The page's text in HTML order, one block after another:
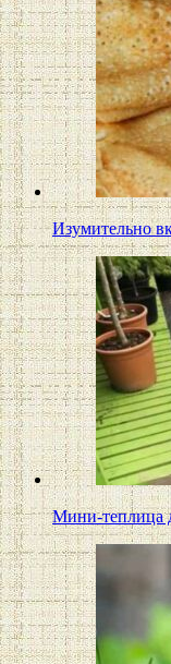
Изумительно
Мини-теплица